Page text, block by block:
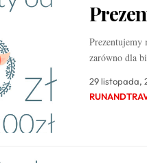
Prezentujemy
zarówno dla
29 listopada,